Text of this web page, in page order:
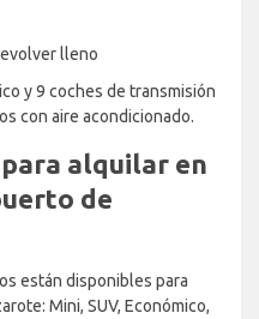
lleno
y 9 coches de transmisión
con aire acondicionado.
alquilar en
de
están disponibles para
Mini, SUV, Económico,